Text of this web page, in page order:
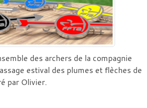
des archers de la compagnie
estival des plumes et flèches de
par Olivier.